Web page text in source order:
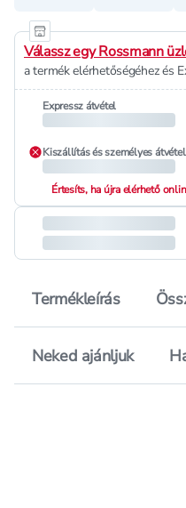
Válassz egy Rossmann
a termék elérhetőségéhez és
Expressz átvétel
Kiszállítás és személyes
Értesíts, ha újra elérhető
Termékleírás
Neked ajánljuk